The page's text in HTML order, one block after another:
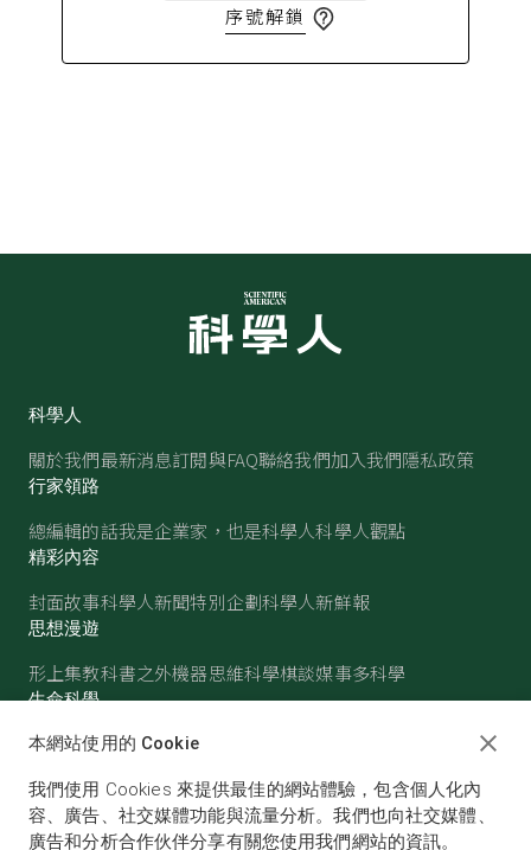
序號解鎖
科學人
關於我們最新消息訂閱與FAQ聯絡我們加入我們隱私政策
行家領路
總編輯的話我是企業家，也是科學人科學人觀點
精彩內容
封面故事科學人新聞特別企劃科學人新鮮報
思想漫遊
形上集教科書之外機器思維科學棋談媒事多科學
生命科學
醫學古生物心理學生態學
物理 化學地球科學天文
本網站使用的 Cookie
我們使用 Cookies 來提供最佳的網站體驗，包含個人化內
容、廣告、社交媒體功能與流量分析。我們也向社交媒體、
廣告和分析合作伙伴分享有關您使用我們網站的資訊。